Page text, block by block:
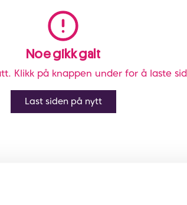
Noe gikk galt
Klikk på knappen under for å laste
Last siden på nytt